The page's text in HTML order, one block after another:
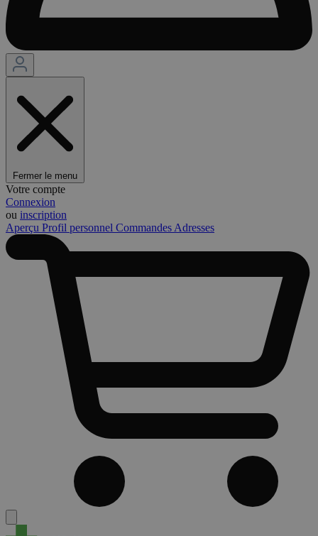
Fermer le menu
Votre compte
Connexion
ou inscription
Aperçu Profil personnel Commandes Adresses